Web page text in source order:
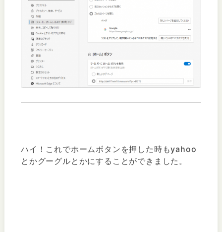
ハイ！これでホームボタンを押した時もyahoo
とかグーグルとかにすることができました。